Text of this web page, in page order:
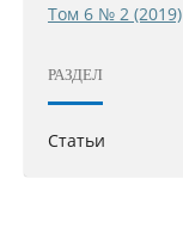
Том 6 № 2 (2019)
РАЗДЕЛ
Статьи